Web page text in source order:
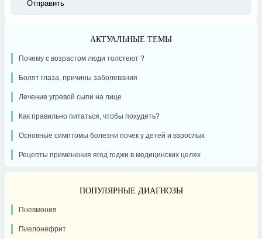
АКТУАЛЬНЫЕ ТЕМЫ
Почему с возрастом люди толстеют ?
Болят глаза, причины заболевания
Лечение угревой сыпи на лице
Как правильно питаться, чтобы похудеть?
Основные симптомы болезни почек у детей и взрослых
Рецепты применения ягод годжи в медицинских целях
ПОПУЛЯРНЫЕ ДИАГНОЗЫ
Пневмония
Пиелонефрит